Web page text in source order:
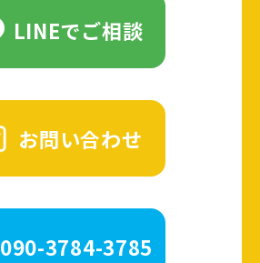
LINEでご相談
お問い合わせ
090-3784-3785